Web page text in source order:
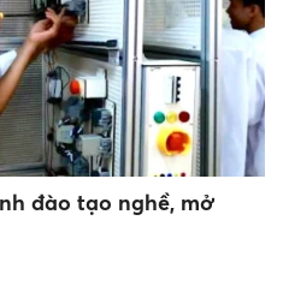
đào tạo nghề, mở